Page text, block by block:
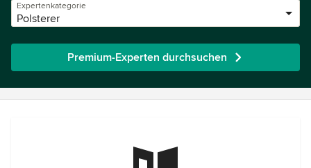
Expertenkategorie
Polsterer
Premium-Experten durchsuchen